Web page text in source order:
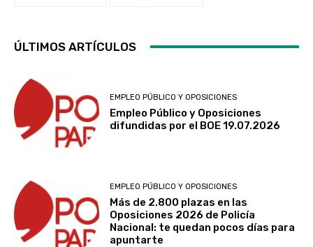
ÚLTIMOS ARTÍCULOS
EMPLEO PÚBLICO Y OPOSICIONES
Empleo Público y Oposiciones
difundidas por el BOE 19.07.2026
EMPLEO PÚBLICO Y OPOSICIONES
Más de 2.800 plazas en las
Oposiciones 2026 de Policía
Nacional: te quedan pocos días para
apuntarte